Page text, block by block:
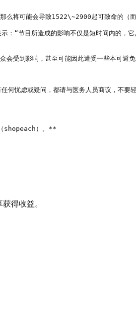
么将可能会导致1522\~2900起可致命的（
节目所造成的影响不仅是短时间内的，
受到影响，甚至可能因此遭受一些本可避
何忧虑或疑问，都请与医务人员商议，不要
shopeach）。**
得收益。